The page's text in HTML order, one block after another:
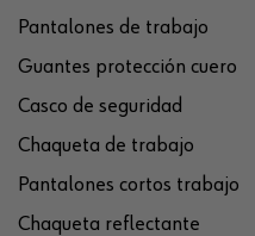
Pantalones de trabajo
Guantes protección cuero
Casco de seguridad
Chaqueta de trabajo
Pantalones cortos trabajo
Chaqueta reflectante